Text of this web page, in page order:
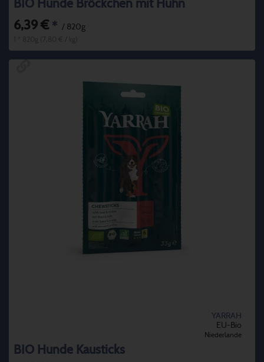
BIO Hunde Bröckchen mit Huhn
6,39 € * / 820g
YARRAH
EU-Bio
Niederlande
BIO Hunde Kausticks